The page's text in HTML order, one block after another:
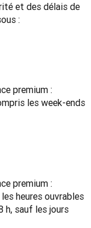
et des délais de
:
premium :
les week-ends
premium :
heures ouvrables
h, sauf les jours